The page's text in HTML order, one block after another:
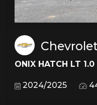
ONIX HATCH LT
2024/2025